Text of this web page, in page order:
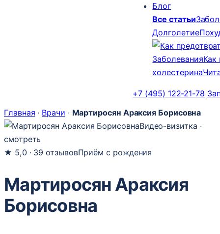
Блог
Все статьи
Долголетие
ЗаболеванияКак
холестерина
+7 (495) 122-21-78
Главная · Врачи · Мартиросян Араксия Борисовна
Видео-визитка ·
смотреть
★ 5,0 · 39 отзывовПриём с рождения
Мартиросян Араксия
Борисовна